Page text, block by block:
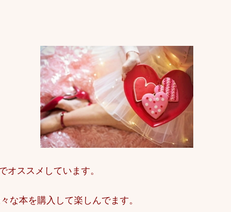
オススメしています。
な本を購入して楽しんでます。